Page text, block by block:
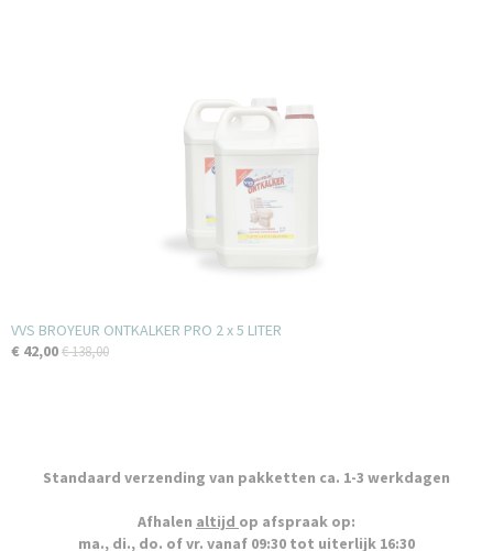
VVS BROYEUR ONTKALKER PRO 2 x 5 LITER
€ 42,00€ 138,00
Standaard verzending van pakketten ca. 1-3 werkdagen
Afhalen altijd op afspraak op:
ma., di., do. of vr. vanaf 09:30 tot uiterlijk 16:30